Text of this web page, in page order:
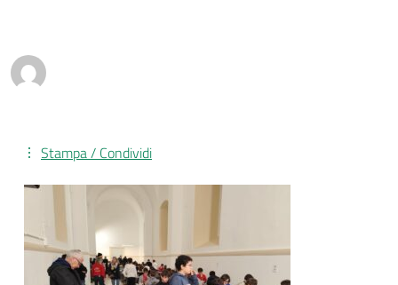
Stampa / Condividi